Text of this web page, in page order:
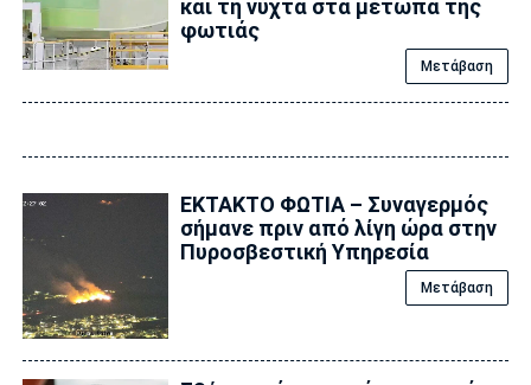
και τη νύχτα στα μέτωπα της
φωτιάς
Μετάβαση
ΕΚΤΑΚΤΟ ΦΩΤΙΑ – Συναγερμός
σήμανε πριν από λίγη ώρα στην
Πυροσβεστική Υπηρεσία
Μετάβαση